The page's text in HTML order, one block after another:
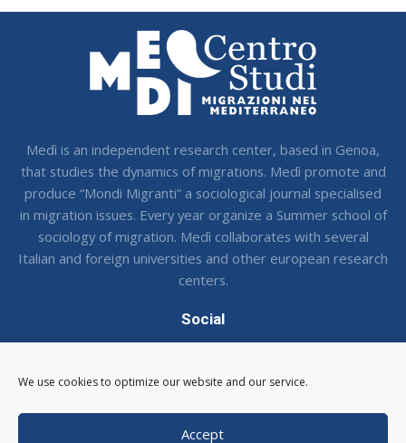
We use cookies to optimize our website and our service.
Accept
Medì is an independent research center, based in Genoa,
that studies the dynamics of migrations. Medì promote and
produce “Mondi Migranti” a sociological journal specialised
in migration issues. Every year organize a Summer school of
sociology of migration. Medì collaborates with several
Italian and foreign universities and other european research
centers.
Social